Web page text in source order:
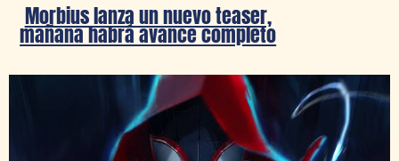
Morbius lanza un nuevo teaser,
mañana habrá avance completo